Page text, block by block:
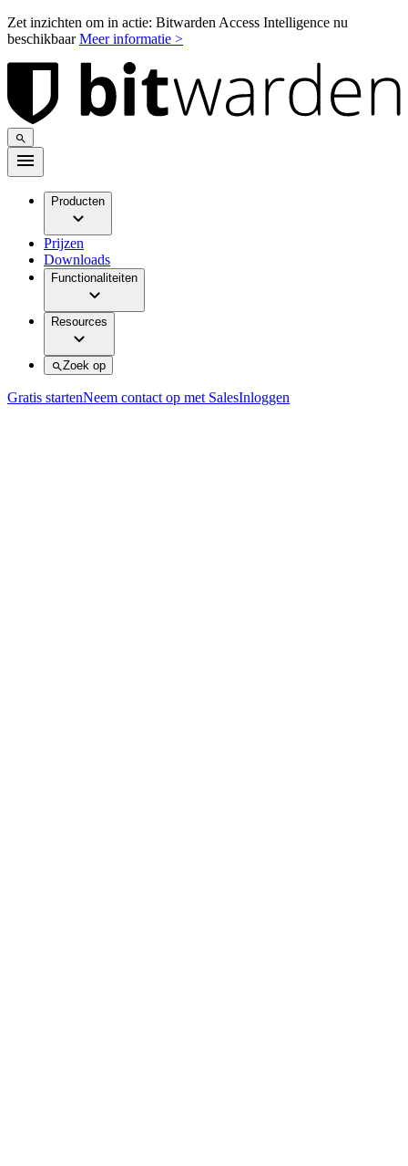
Zet inzichten om in actie: Bitwarden Access Intelligence nu
beschikbaarMeer informatie >
Producten
Prijzen
Downloads
Functionaliteiten
Resources
Zoek op
Gratis startenNeem contact op met SalesInloggen